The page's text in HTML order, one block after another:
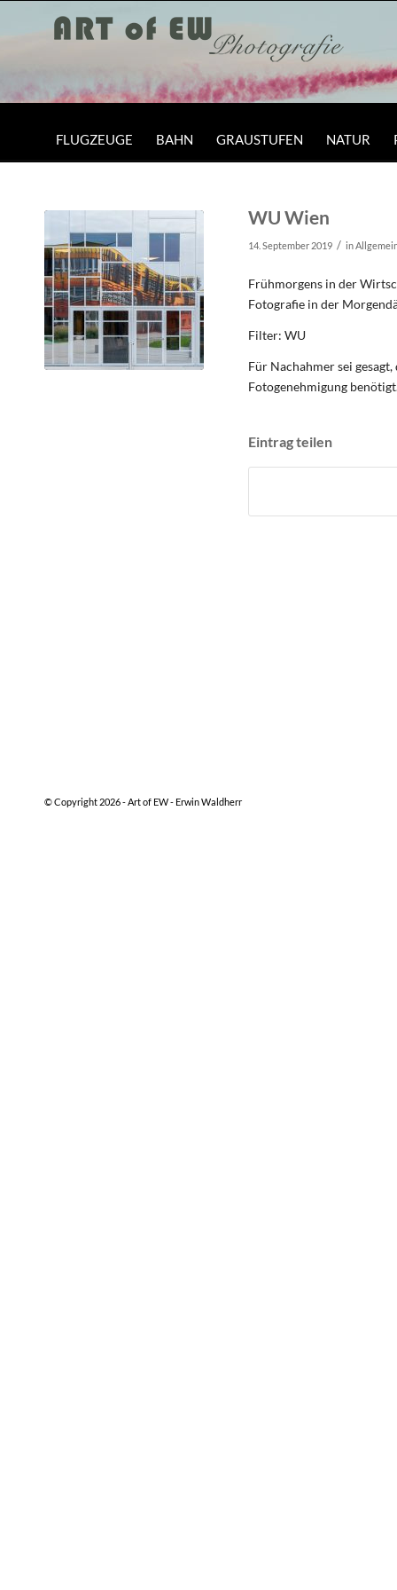
FLUGZEUGE BAHN GRAUSTUFEN NATUR
WU Wien
14. September 2019 / in
Frühmorgens in der
Fotografie in der
Filter: WU
Für Nachahmer sei gesagt,
Fotogenehmigung
Eintrag teilen
© Copyright 2026 -Art of EW - Erwin Waldherr